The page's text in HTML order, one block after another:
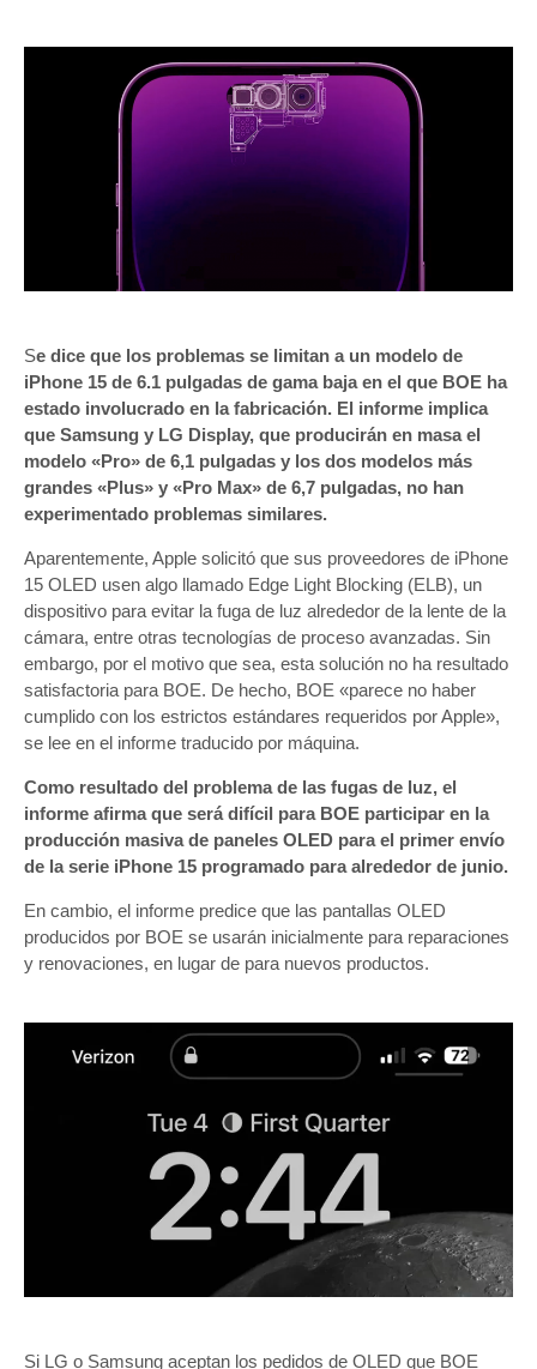
Se dice que los problemas se limitan a un modelo de
iPhone 15 de 6.1 pulgadas de gama baja en el que BOE ha
estado involucrado en la fabricación. El informe implica
que Samsung y LG Display, que producirán en masa el
modelo «Pro» de 6,1 pulgadas y los dos modelos más
grandes «Plus» y «Pro Max» de 6,7 pulgadas, no han
experimentado problemas similares.
Aparentemente, Apple solicitó que sus proveedores de iPhone
15 OLED usen algo llamado Edge Light Blocking (ELB), un
dispositivo para evitar la fuga de luz alrededor de la lente de la
cámara, entre otras tecnologías de proceso avanzadas. Sin
embargo, por el motivo que sea, esta solución no ha resultado
satisfactoria para BOE. De hecho, BOE «parece no haber
cumplido con los estrictos estándares requeridos por Apple»,
se lee en el informe traducido por máquina.
Como resultado del problema de las fugas de luz, el
informe afirma que será difícil para BOE participar en la
producción masiva de paneles OLED para el primer envío
de la serie iPhone 15 programado para alrededor de junio.
En cambio, el informe predice que las pantallas OLED
producidos por BOE se usarán inicialmente para reparaciones
y renovaciones, en lugar de para nuevos productos.
Si LG o Samsung aceptan los pedidos de OLED que BOE